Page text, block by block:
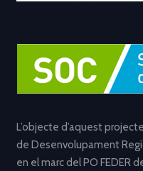
L’objecte d’aquest
de Desenvolupament
en el marc del PO FEDER